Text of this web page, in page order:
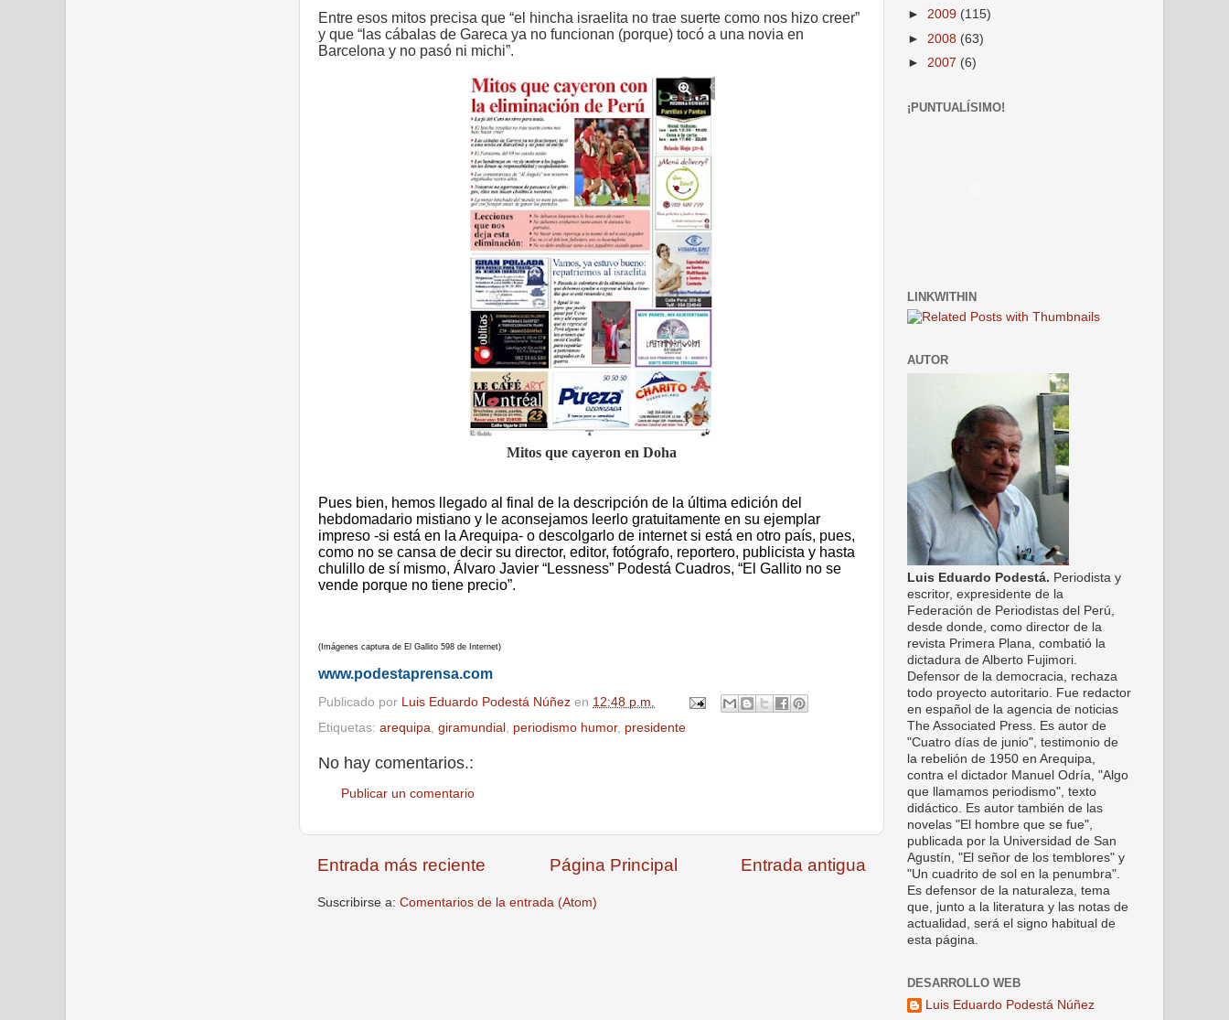
Entre esos mitos precisa que “el hincha israelita no trae suerte como nos hizo creer”
y que “las cábalas de Gareca ya no funcionan (porque) tocó a una novia en
Barcelona y no pasó ni michi”.
Mitos que cayeron en Doha
Pues bien, hemos llegado al final de la descripción de la última edición del
hebdomadario mistiano y le aconsejamos leerlo gratuitamente en su ejemplar
impreso -si está en la Arequipa- o descolgarlo de internet si está en otro país, pues,
como no se cansa de decir su director, editor, fotógrafo, reportero, publicista y hasta
chulillo de sí mismo, Álvaro Javier “Lessness” Podestá Cuadros, “El Gallito no se
vende porque no tiene precio”.
(Imágenes captura de El Gallito 598 de Internet)
www.podestaprensa.com
Publicado por Luis Eduardo Podestá Núñez en 12:48 p.m.
Etiquetas: arequipa, giramundial , periodismo humor, presidente
No hay comentarios.:
Publicar un comentario
Entrada más reciente Entrada antigua
Página Principal
Suscribirse a: Comentarios de la entrada (Atom)
► 2009 (115)
► 2008 (63)
► 2007 (6)
¡PUNTUALÍSIMO!
LINKWITHIN
AUTOR
Luis Eduardo Podestá. Periodista y
escritor, expresidente de la
Federación de Periodistas del Perú,
desde donde, como director de la
revista Primera Plana, combatió la
dictadura de Alberto Fujimori.
Defensor de la democracia, rechaza
todo proyecto autoritario. Fue redactor
en español de la agencia de noticias
The Associated Press. Es autor de
"Cuatro días de junio", testimonio de
la rebelión de 1950 en Arequipa,
contra el dictador Manuel Odría, "Algo
que llamamos periodismo", texto
didáctico. Es autor también de las
novelas "El hombre que se fue",
publicada por la Universidad de San
Agustín, "El señor de los temblores" y
"Un cuadrito de sol en la penumbra".
Es defensor de la naturaleza, tema
que, junto a la literatura y las notas de
actualidad, será el signo habitual de
esta página.
DESARROLLO WEB
Luis Eduardo Podestá Núñez